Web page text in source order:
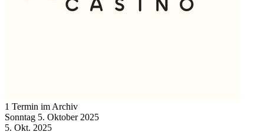
1 Termin im Archiv
Sonntag 5. Oktober 2025
5. Okt. 2025